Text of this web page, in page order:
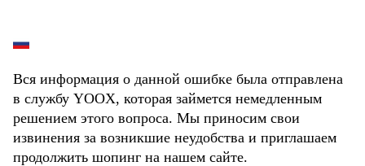
Вся информация о данной ошибке была отправлена
в службу YOOX, которая займется немедленным
решением этого вопроса. Мы приносим свои
извинения за возникшие неудобства и приглашаем
продолжить шопинг на нашем сайте.